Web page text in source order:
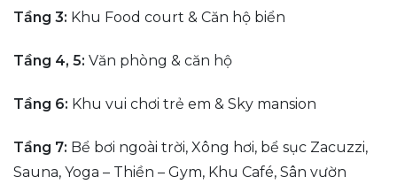
Tầng 3: Khu Food court & Căn hộ biển
Tầng 4, 5: Văn phòng & căn hộ
Tầng 6: Khu vui chơi trẻ em & Sky mansion
Tầng 7: Bể bơi ngoài trời, Xông hơi, bể sục Zacuzzi,
Sauna, Yoga – Thiền – Gym, Khu Café, Sân vườn